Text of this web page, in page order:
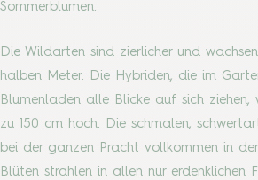
Sommerblumen.
Die Wildarten sind zierlicher und
halben Meter. Die Hybriden, die im
Blumenladen alle Blicke auf sich ziehen,
zu 150 cm hoch. Die schmalen,
bei der ganzen Pracht vollkommen in
Blüten strahlen in allen nur erdenklichen